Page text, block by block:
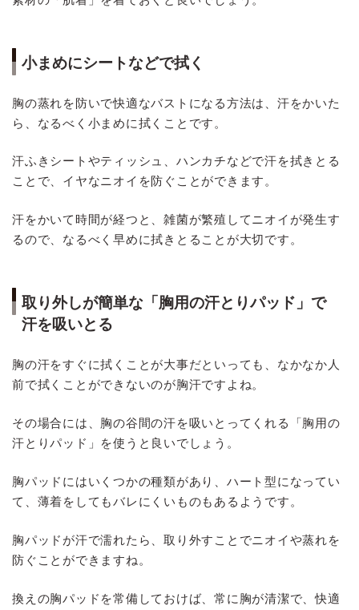
小まめにシートなどで拭く
胸の蒸れを防いで快適なバストになる方法は、汗をかいた
ら、なるべく小まめに拭くことです。
汗ふきシートやティッシュ、ハンカチなどで汗を拭きとる
ことで、イヤなニオイを防ぐことができます。
汗をかいて時間が経つと、雑菌が繁殖してニオイが発生す
るので、なるべく早めに拭きとることが大切です。
取り外しが簡単な「胸用の汗とりパッド」で
汗を吸いとる
胸の汗をすぐに拭くことが大事だといっても、なかなか人
前で拭くことができないのが胸汗ですよね。
その場合には、胸の谷間の汗を吸いとってくれる「胸用の
汗とりパッド」を使うと良いでしょう。
胸パッドにはいくつかの種類があり、ハート型になってい
て、薄着をしてもバレにくいものもあるようです。
胸パッドが汗で濡れたら、取り外すことでニオイや蒸れを
防ぐことができますね。
換えの胸パッドを常備しておけば、常に胸が清潔で、快適